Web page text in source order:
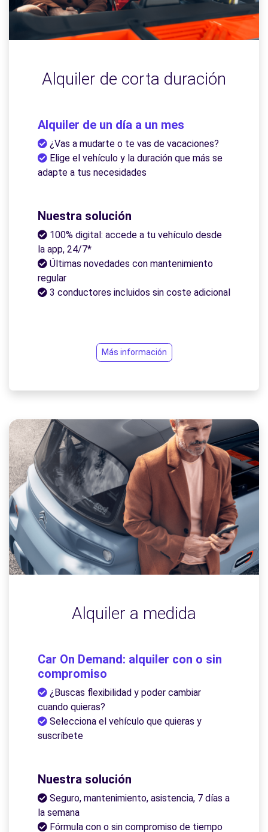
Alquiler de corta duración
Alquiler de un día a un mes
¿Vas a mudarte o te vas de vacaciones?
Elige el vehículo y la duración que más se
adapte a tus necesidades
Nuestra solución
100% digital: accede a tu vehículo desde
la app, 24/7*
Últimas novedades con mantenimiento
regular
3 conductores incluidos sin coste adicional
Más información
Alquiler a medida
Car On Demand: alquiler con o sin
compromiso
¿Buscas flexibilidad y poder cambiar
cuando quieras?
Selecciona el vehículo que quieras y
suscríbete
Nuestra solución
Seguro, mantenimiento, asistencia, 7 días a
la semana
Fórmula con o sin compromiso de tiempo